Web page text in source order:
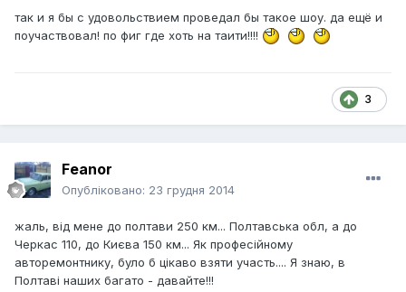
так и я бы с удовольствием проведал бы такое шоу. да ещё и
поучаствовал! по фиг где хоть на таити!!!!
3
Feanor
Опубліковано: 23 грудня 2014
жаль, від мене до полтави 250 км... Полтавська обл, а до
Черкас 110, до Києва 150 км... Як професійному
авторемонтнику, було б цікаво взяти участь.... Я знаю, в
Полтаві наших багато - давайте!!!